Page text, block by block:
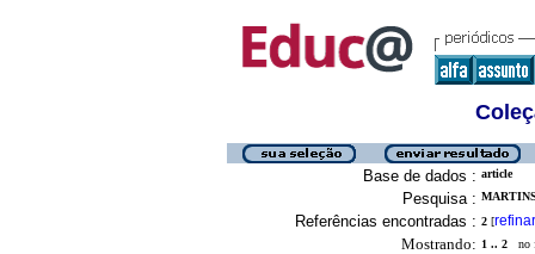
Base de dados : article
Pesquisa :
Referências encontradas : 2 [refinar
Mostrando: 1 .. 2 no